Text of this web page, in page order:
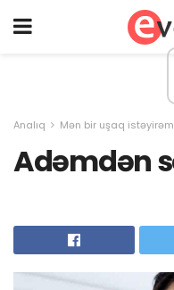
Analıq Mən bir uşaq istəyirəm
Adəmdən